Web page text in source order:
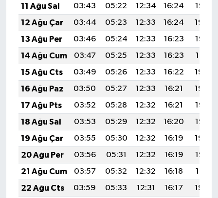
11 Ağu Sal
03:43 05:22 12:34 16:24
19:35
12 Ağu Çar
03:44 05:23 12:33 16:24
19:34
13 Ağu Per
03:46 05:24 12:33 16:23
19:33
14 Ağu Cum
03:47 05:25 12:33 16:23
19:31
15 Ağu Cts
03:49 05:26 12:33 16:22
19:30
16 Ağu Paz
03:50 05:27 12:33 16:21
19:29
17 Ağu Pts
03:52 05:28 12:32 16:21
19:27
18 Ağu Sal
03:53 05:29 12:32 16:20
19:26
19 Ağu Çar
03:55 05:30 12:32 16:19
19:24
20 Ağu Per
03:56 05:31 12:32 16:19
19:23
21 Ağu Cum
03:57 05:32 12:32 16:18
19:21
22 Ağu Cts
03:59 05:33 12:31 16:17
19:20